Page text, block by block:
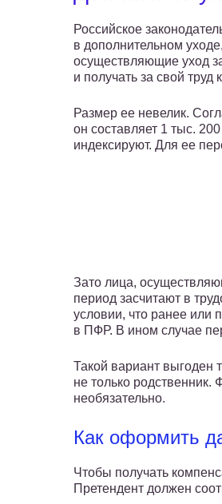
Российское
в дополнительном
осуществляющие уход
и получать за свой
Размер ее невелик.
он составляет 1 тыс.
индексируют. Для ее
Зато лица,
период засчитают в
условии, что ранее или
в ПФР. В ином случае
Такой вариант выгоден
не только родственник.
необязательно.
Как оформить
Чтобы получать
Претендент должен